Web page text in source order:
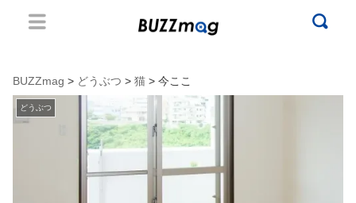
BUZZmag > どうぶつ > 猫 > 今ここ
どうぶつ